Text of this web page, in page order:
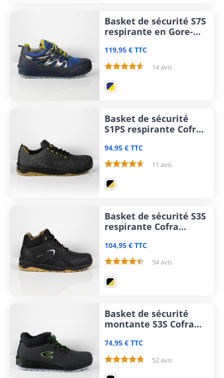
Basket de sécurité S7S
respirante en Gore-
119,95 € TTC
14 avis
Basket de sécurité
S1PS respirante Cofra
94,95 € TTC
11 avis
Basket de sécurité S3S
respirante Cofra
104,95 € TTC
54 avis
Basket de sécurité
montante S3S Cofra
74,95 € TTC
52 avis